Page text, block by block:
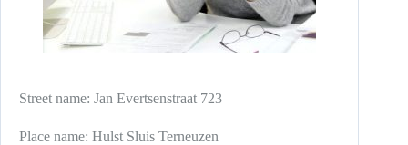
Street name: Jan Evertsenstraat 723
Place name: Hulst Sluis Terneuzen